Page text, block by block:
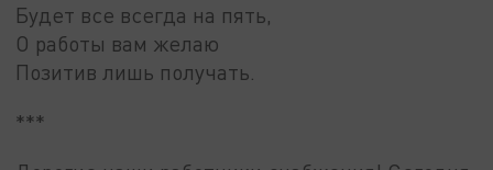
Будет все всегда на пять,
О работы вам желаю
Позитив лишь получать.
***